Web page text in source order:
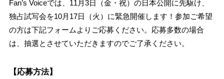
Fan’s Voiceでは、11月3日（金・祝）の日本公開に先駆け、
独占試写会を10月17日（火）に緊急開催します！参加ご希望
の方は下記フォームよりご応募ください。応募多数の場合
は、抽選とさせていただきますのでご了承ください。
【応募方法】